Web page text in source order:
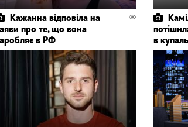
Кажанна відповіла на
про те, що вона
в РФ
в